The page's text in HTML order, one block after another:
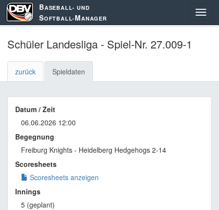
BASEBALL- UND
SOFTBALL-MANAGER
Schüler Landesliga - Spiel-Nr. 27.009-1
zurück Spieldaten
Datum / Zeit
06.06.2026 12:00
Begegnung
Freiburg Knights - Heidelberg Hedgehogs 2-14
Scoresheets
Scoresheets anzeigen
Innings
5 (geplant)